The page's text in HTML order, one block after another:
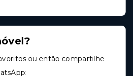
ou então compartilhe